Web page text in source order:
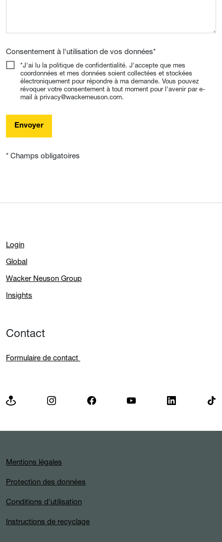
Consentement à l'utilisation de vos données*
*J'ai lu la politique de confidentialité. J'accepte que mes
coordonnées et mes données soient collectées et stockées
électroniquement pour répondre à ma demande. Vous pouvez
révoquer votre consentement à tout moment pour l'avenir par e-
mail à privacy@wackerneuson.com.
Envoyer
* Champs obligatoires
Login
Global
Wacker Neuson Group
Insights
Contact
Formulaire de contact
Mentions légales
Protection des données
Conditions d'utilisation
Instructions de recyclage